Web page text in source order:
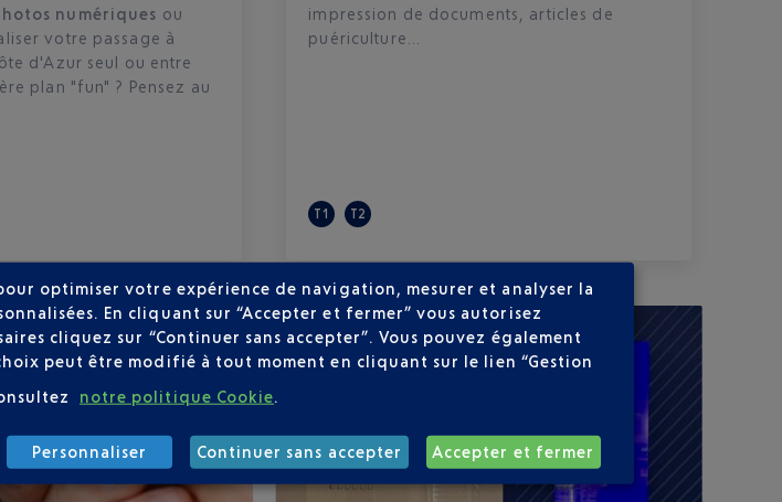
numériques ou
votre passage à
d'Azur seul ou entre
plan "fun" ? Pensez au
impression de documents, articles de
puériculture...
T1 T2
optimiser votre expérience de navigation, mesurer et analyser la
En cliquant sur “Accepter et fermer” vous autorisez
cliquez sur “Continuer sans accepter”. Vous pouvez également
peut être modifié à tout moment en cliquant sur le lien “Gestion
notre politique Cookie
Personnaliser Continuer sans accepter Accepter et fermer